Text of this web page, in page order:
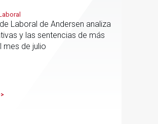
Laboral de Andersen analiza
y las sentencias de más
mes de julio